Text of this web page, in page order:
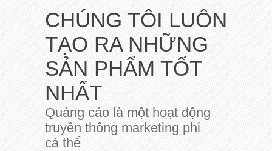
CHÚNG TÔI LUÔN
TẠO RA NHỮNG
SẢN PHẨM TỐT
NHẤT
Quảng cáo là một hoạt động
truyền thông marketing phi
cá thể